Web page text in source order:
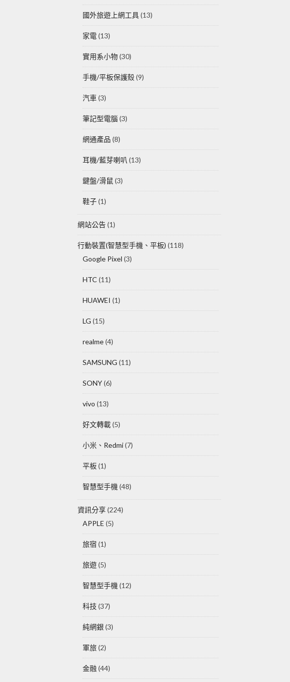
國外旅遊上網工具(13)
家電 (13)
實用系小物(30)
手機/平板保護殼(9)
汽車 (3)
筆記型電腦(3)
網通產品 (8)
耳機/藍芽喇叭 (13)
鍵盤/滑鼠 (3)
鞋子(1)
網站公告(1)
行動裝置(智慧型手機、平板) (118)
Google Pixel (3)
HTC (11)
HUAWEI (1)
LG (15)
realme(4)
SAMSUNG (11)
SONY(6)
vivo (13)
好文轉載(5)
小米、Redmi(7)
平板(1)
智慧型手機 (48)
資訊分享(224)
APPLE (5)
旅宿 (1)
旅遊(5)
智慧型手機 (12)
科技 (37)
純網銀 (3)
軍旅(2)
金融 (44)